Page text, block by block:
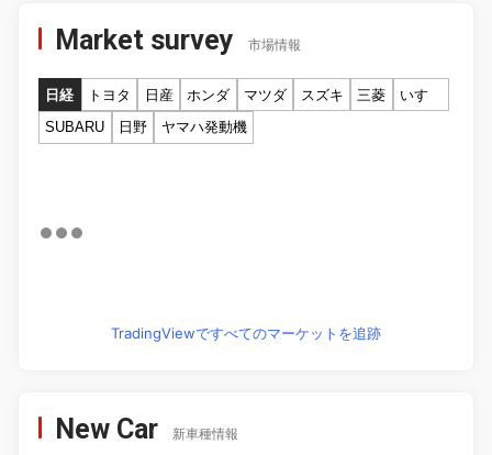
Market survey 市場情報
日経 トヨタ 日産 ホンダ マツダ スズキ 三菱
いすゞ
SUBARU
日野 ヤマハ発動機
TradingViewですべてのマーケットを追跡
New Car 新車種情報